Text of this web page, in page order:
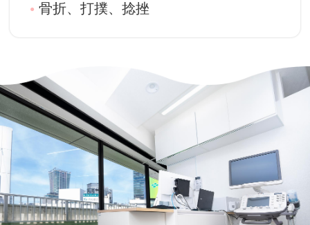
骨折、打撲、捻挫
五十・四十肩（肩関節周囲炎）
骨粗鬆症（骨粗しょう症）
変形性膝関節症